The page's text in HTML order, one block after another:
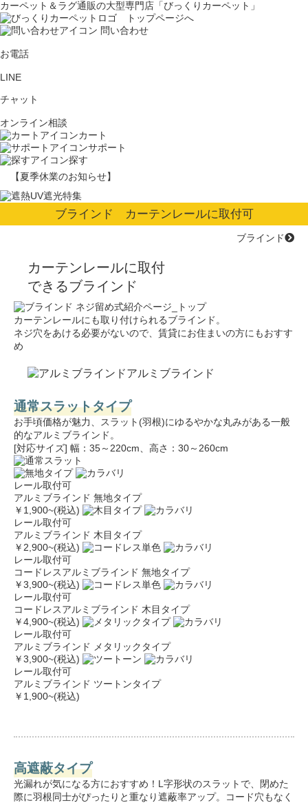
カーペット＆ラグ通販の大型専門店「びっくりカーペット」
問い合わせ
お電話
LINE
チャット
オンライン相談
カート
サポート
探す
【夏季休業のお知らせ】
ブラインド カーテンレールに取付可
ブラインド
カーテンレールに取付
できるブラインド
カーテンレールにも取り付けられるブラインド。
ネジ穴をあける必要がないので、賃貸にお住まいの方にもおすす
め
アルミブラインド
通常スラットタイプ
お手頃価格が魅力、スラット(羽根)にゆるやかな丸みがある一般
的なアルミブラインド。
[対応サイズ] 幅：35～220cm、高さ：30～260cm
レール取付可
アルミブラインド 無地タイプ
￥1,900~(税込)
レール取付可
アルミブラインド 木目タイプ
￥2,900~(税込)
レール取付可
コードレスアルミブラインド 無地タイプ
￥3,900~(税込)
レール取付可
コードレスアルミブラインド 木目タイプ
￥4,900~(税込)
レール取付可
アルミブラインド メタリックタイプ
￥3,900~(税込)
レール取付可
アルミブラインド ツートンタイプ
￥1,900~(税込)
高遮蔽タイプ
光漏れが気になる方におすすめ！L字形状のスラットで、閉めた
際に羽根同士がぴったりと重なり遮蔽率アップ。コード穴もなく